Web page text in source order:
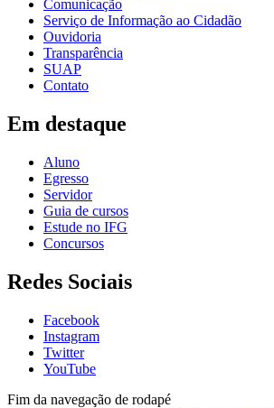
Comunicação
Serviço de Informação ao Cidadão
Ouvidoria
Transparência
SUAP
Contato
Em destaque
Aluno
Egresso
Servidor
Guia de cursos
Estude no IFG
Concursos
Redes Sociais
Facebook
Instagram
Twitter
YouTube
Fim da navegação de rodapé